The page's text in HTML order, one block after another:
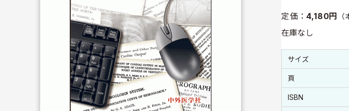
定価：4,180円
在庫なし
書誌情報
書誌情報
サイズ
頁
ISBN